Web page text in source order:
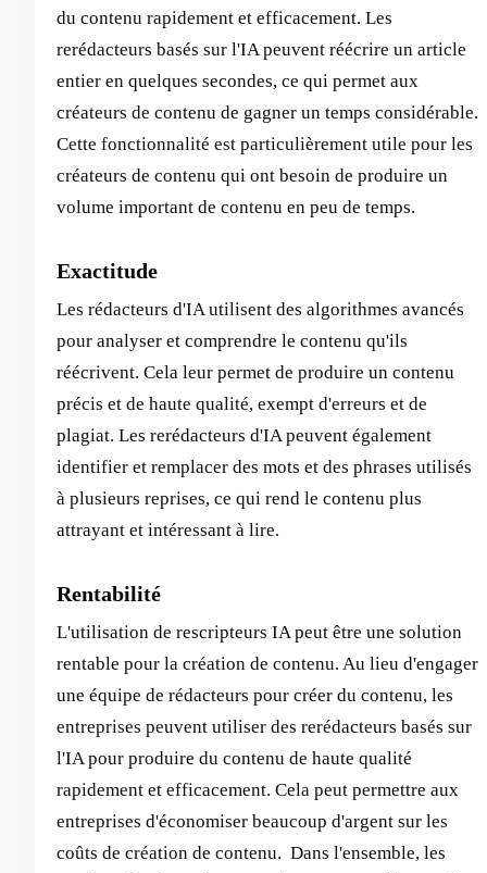
du contenu rapidement et efficacement. Les
rerédacteurs basés sur l'IA peuvent réécrire un article
entier en quelques secondes, ce qui permet aux
créateurs de contenu de gagner un temps considérable.
Cette fonctionnalité est particulièrement utile pour les
créateurs de contenu qui ont besoin de produire un
volume important de contenu en peu de temps.
Exactitude
Les rédacteurs d'IA utilisent des algorithmes avancés
pour analyser et comprendre le contenu qu'ils
réécrivent. Cela leur permet de produire un contenu
précis et de haute qualité, exempt d'erreurs et de
plagiat. Les rerédacteurs d'IA peuvent également
identifier et remplacer des mots et des phrases utilisés
à plusieurs reprises, ce qui rend le contenu plus
attrayant et intéressant à lire.
Rentabilité
L'utilisation de rescripteurs IA peut être une solution
rentable pour la création de contenu. Au lieu d'engager
une équipe de rédacteurs pour créer du contenu, les
entreprises peuvent utiliser des rerédacteurs basés sur
l'IA pour produire du contenu de haute qualité
rapidement et efficacement. Cela peut permettre aux
entreprises d'économiser beaucoup d'argent sur les
coûts de création de contenu. ‍ Dans l'ensemble, les